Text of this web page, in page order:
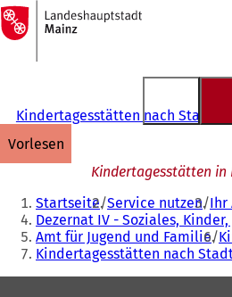
Inhalt anspringen
Zur
Startseite
Kindertagesstätten nach Stadtteil
vorlesen
Kindertagesstätten in
Sie
befinden
sich
hier:
Startseite Service nutzen Ihr
Dezernat IV - Soziales,
Amt für Jugend und Familie
Kindertagesstätten nach